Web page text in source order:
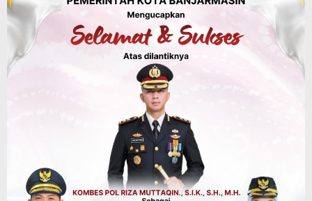
Agustus 6, 2026
Dinas Kehutanan Kalsel
Tahura Sultan Adam Sempat Alami
Kebakaran Lahan, Api Berhasil
Dipadamkan, Kadishut Kalsel
Memimpin Langsung Aksi di Lapangan
Advertorial Pemkab Balangan